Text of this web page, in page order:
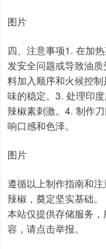
图片
四、注意事项1. 在加
发安全问题或导致油
料加入顺序和火候控
味的稳定。3. 处理印
辣椒素刺激。4. 制作
响口感和色泽。
图片
遵循以上制作指南和
辣椒，奠定坚实基础。
本站仅提供存储服务
容，请点击举报。